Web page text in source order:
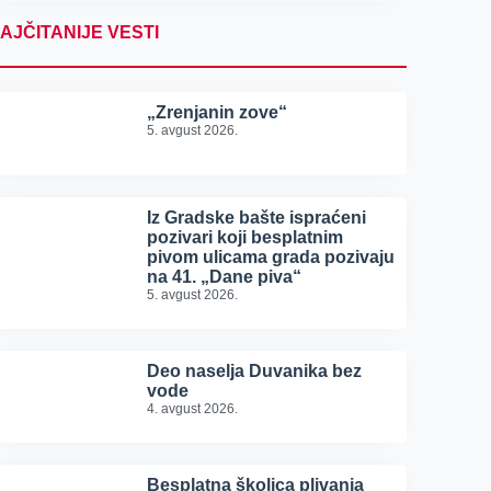
VESTI
„Zrenjanin zove“
5. avgust 2026.
Iz Gradske bašte ispraćeni
pozivari koji besplatnim
pivom ulicama grada pozivaju
na 41. „Dane piva“
5. avgust 2026.
Deo naselja Duvanika bez
vode
4. avgust 2026.
Besplatna školica plivanja